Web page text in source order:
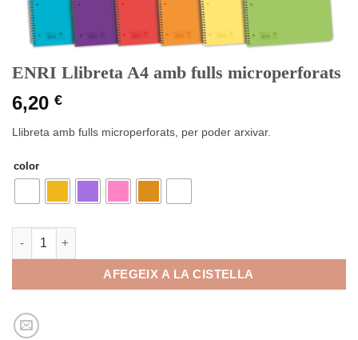
ENRI Llibreta A4 amb fulls microperforats
6,20 €
Llibreta amb fulls microperforats, per poder arxivar.
color
quantitat de ENRI Llibreta A4 amb fulls microperforats
AFEGEIX A LA CISTELLA